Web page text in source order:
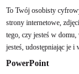
To Twój osobisty
strony internetowe,
tego, czy jesteś w
jesteś, udostępniając je i
PowerPoint